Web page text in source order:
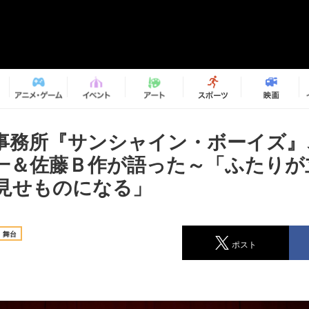
務所『サンシャイン・ボーイズ
＆佐藤Ｂ作が語った～「ふたり
せものになる」
舞台
ポスト